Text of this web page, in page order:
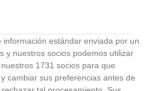
estándar enviada por un
y nuestros socios podemos utilizar
1731 socios para que
cambiar sus preferencias antes de